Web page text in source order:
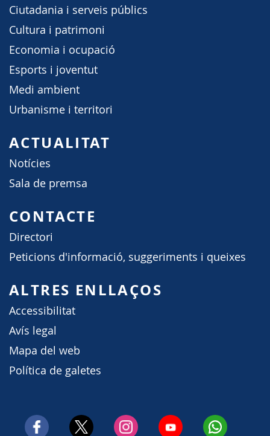
Ciutadania i serveis públics
Cultura i patrimoni
Economia i ocupació
Esports i joventut
Medi ambient
Urbanisme i territori
ACTUALITAT
Notícies
Sala de premsa
CONTACTE
Directori
Peticions d'informació, suggeriments i queixes
ALTRES ENLLAÇOS
Accessibilitat
Avís legal
Mapa del web
Política de galetes